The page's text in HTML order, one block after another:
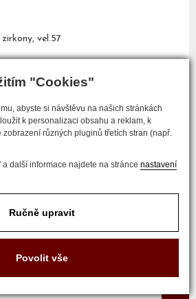
"Cookies"
abyste si návštěvu na našich stránkách
k personalizaci obsahu a reklam, k
různých pluginů třetích stran (např.
další informace najdete na stránce nastavení
Ručně upravit
Povolit vše
vel.57
šperk
© 2017 ZLATNICTVÍ NEŠKUDLA